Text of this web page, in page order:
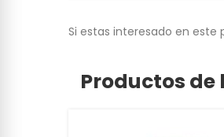
Si estas interesado en
Productos